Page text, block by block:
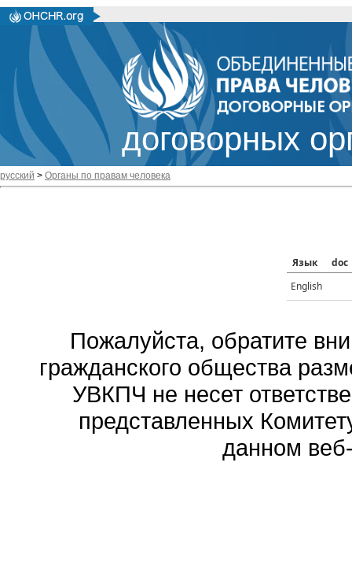
договорных
русский > Органы по правам человека
Язык
doc
English
Пожалуйста, обратите
гражданского общества
УВКПЧ не несет
представленных
данном